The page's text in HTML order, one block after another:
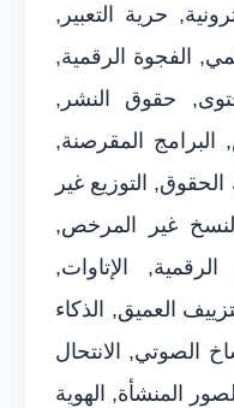
حرية التعبير,
الفجوة الرقمية,
حقوق النشر,
المقرصنة,
الحقوق, التوزيع غير
غير المرخص,
الإتاوات,
العميق, الذكاء
الصوتي, الانتحال
المنشأة, الهوية